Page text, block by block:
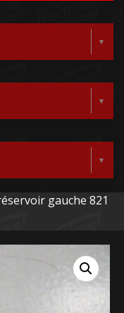
gauche 821